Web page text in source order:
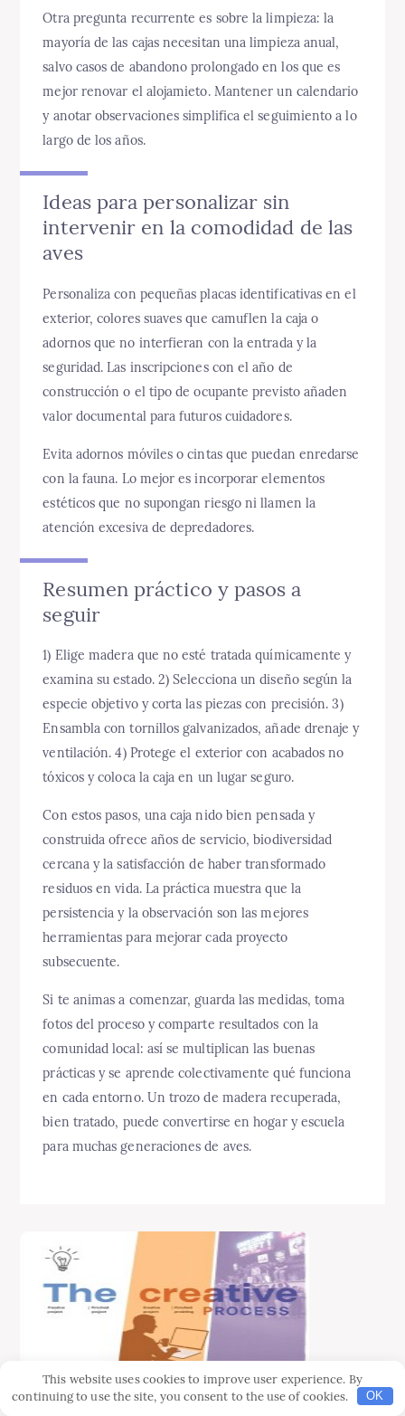
Otra pregunta recurrente es sobre la limpieza: la
mayoría de las cajas necesitan una limpieza anual,
salvo casos de abandono prolongado en los que es
mejor renovar el alojamieto. Mantener un calendario
y anotar observaciones simplifica el seguimiento a lo
largo de los años.
Ideas para personalizar sin
intervenir en la comodidad de las
aves
Personaliza con pequeñas placas identificativas en el
exterior, colores suaves que camuflen la caja o
adornos que no interfieran con la entrada y la
seguridad. Las inscripciones con el año de
construcción o el tipo de ocupante previsto añaden
valor documental para futuros cuidadores.
Evita adornos móviles o cintas que puedan enredarse
con la fauna. Lo mejor es incorporar elementos
estéticos que no supongan riesgo ni llamen la
atención excesiva de depredadores.
Resumen práctico y pasos a
seguir
1) Elige madera que no esté tratada químicamente y
examina su estado. 2) Selecciona un diseño según la
especie objetivo y corta las piezas con precisión. 3)
Ensambla con tornillos galvanizados, añade drenaje y
ventilación. 4) Protege el exterior con acabados no
tóxicos y coloca la caja en un lugar seguro.
Con estos pasos, una caja nido bien pensada y
construida ofrece años de servicio, biodiversidad
cercana y la satisfacción de haber transformado
residuos en vida. La práctica muestra que la
persistencia y la observación son las mejores
herramientas para mejorar cada proyecto
subsecuente.
Si te animas a comenzar, guarda las medidas, toma
fotos del proceso y comparte resultados con la
comunidad local: así se multiplican las buenas
prácticas y se aprende colectivamente qué funciona
en cada entorno. Un trozo de madera recuperada,
bien tratado, puede convertirse en hogar y escuela
para muchas generaciones de aves.
Hecho a mano
This website uses cookies to improve user experience. By
continuing to use the site, you consent to the use of cookies.
OK